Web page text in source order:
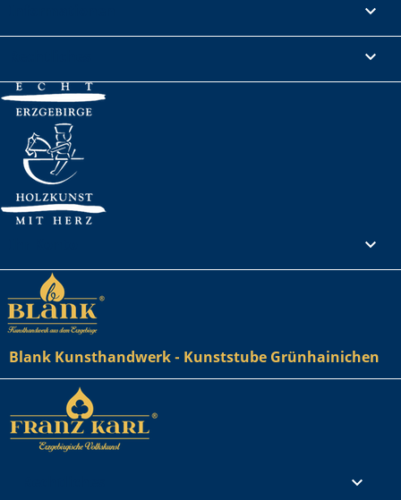



Blank Kunsthandwerk - Kunststube Grünhainichen
